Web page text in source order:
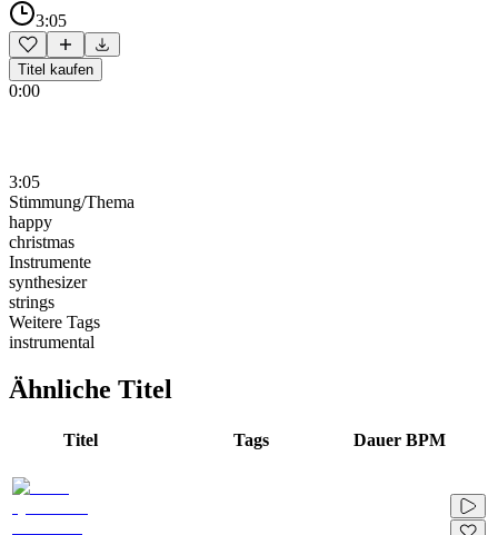
3:05
Titel kaufen
0:00
3:05
Stimmung/Thema
happy
christmas
Instrumente
synthesizer
strings
Weitere Tags
instrumental
Ähnliche Titel
Titel Tags Dauer BPM